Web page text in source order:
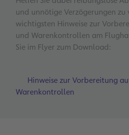
und unnötige Verzögerungen zu
wichtigsten Hinweise zur
und Warenkontrollen am
Sie im Flyer zum Download:
Hinweise zur Vorbereitung
Warenkontrollen